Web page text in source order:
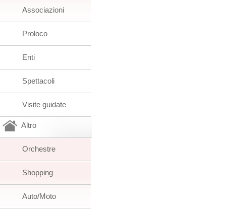
Associazioni
Proloco
Enti
Spettacoli
Visite guidate
Altro
Orchestre
Shopping
Auto/Moto